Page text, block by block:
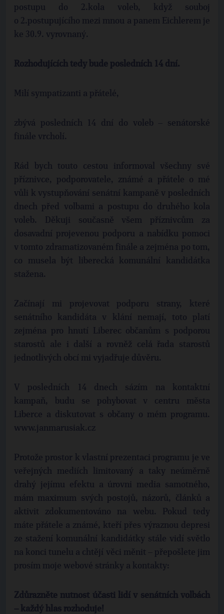
postupu do 2.kola voleb, když souboj
o 2.postupujícího mezi mnou a panem Eichlerem je
ke 30.9. vyrovnaný.
Rozhodujících tedy bude posledních 14 dní.
Milí sympatizanti a přátelé,
zbývá posledních 14 dní do voleb – senátorské
finále vrcholí.
Rád bych touto cestou informoval všechny své
příznivce, podporovatele, známé a přátele o mé
vůli k vystupňování senátní kampaně v posledních
dnech před volbami a postupu do druhého kola
voleb. Děkuji současně všem příznivcům za
dosavadní projevenou podporu a nabídku pomoci
v tomto zdramatizovaném finále a zejména po tom,
co musela být liberecká komunální kandidátka
stažena.
Začínají mi projevovat podporu strany, které
senátního kandidáta v klání nemají, toto platí
zejména pro hnutí Liberec občanům s podporou
starostů ale i další a rovněž celá řada starostů
jednotlivých obcí mi vyjadřuje důvěru.
V posledních 14 dnech sázím na kontaktní
kampaň, budu se pohybovat v centru města
Liberce a diskutovat s občany o mém programu.
www.janmarusiak.cz
Protože prostor k vlastní prezentaci programu je ve
veřejných mediích limitovaný a taky neúměrně
drahý jejímu efektu a úrovni media samotného,
mám maximum svých postojů, názorů, článků a
aktivit zdokumentováno na webu. Pokud tedy
máte přátele a známé, kteří přes výraznou depresi
ze stažení komunální kandidátky stále vidí světlo
na konci tunelu a chtějí věci měnit – přepošlete jim
prosím moje webové stránky a kontakty:
Zdůrazněte nutnost účasti lidí v senátních volbách
– každý hlas rozhoduje!